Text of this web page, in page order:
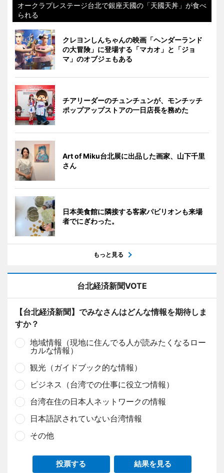
オークラプレステージ台北で銀座天國の「天國天丼」が食べ
られる
クレヨンしんちゃんの映画「ヘンダーランド
の大冒険」に登場する「マカオ」と「ジョ
マ」のオブジェもある
チアリーダーのチュンチュンが、モンチッチ
ポップアップストアの一日店長を務めた
Art of Miku台北展に出品した画家、山下千里
さん
日本美食館に隣接する客家パビリオンも来場
者でにぎわった。
もっと見る
台北経済新聞VOTE
【台北経済新聞】でみなさんはどんな情報を期待しま
すか？
地域情報（現地に住んでる人が読みたくなるロー
カルな情報）
観光（ガイドブック的な情報）
ビジネス（台湾での仕事に役立つ情報）
台湾在住の日本人ネットワークの情報
日本語訳されていない台湾情報
その他
投票する 結果を見る